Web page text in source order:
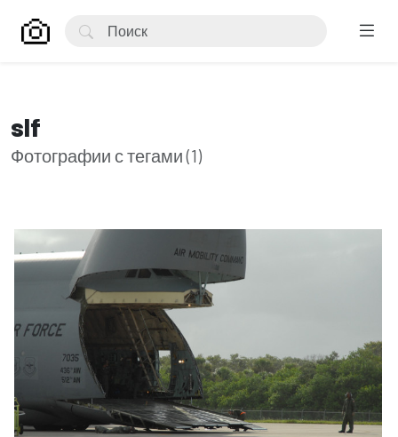
slf
Фотографии с тегами (1)